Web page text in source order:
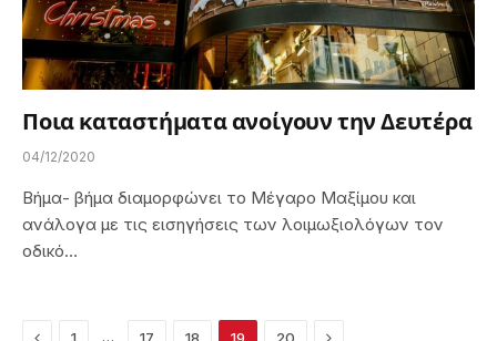
Ποια καταστήματα ανοίγουν την Δευτέρα
04/12/2020
Βήμα- βήμα διαμορφώνει το Μέγαρο Μαξίμου και
ανάλογα με τις εισηγήσεις των λοιμωξιολόγων τον
οδικό…
Previous
1 … 17 18 19 20 Next